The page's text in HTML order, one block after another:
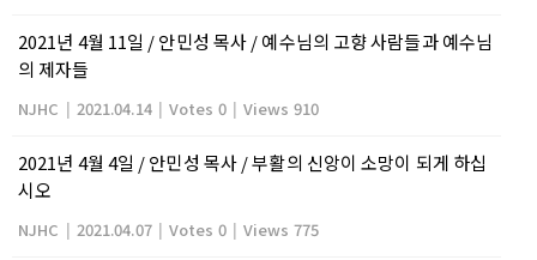
2021년 4월 11일 / 안민성 목사 / 예수님의 고향 사람들과 예수님
의 제자들
NJHC | 2021.04.14 | Votes 0 | Views 910
2021년 4월 4일 / 안민성 목사 / 부활의 신앙이 소망이 되게 하십
시오
NJHC | 2021.04.07 | Votes 0 | Views 775